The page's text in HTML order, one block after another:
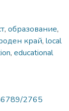
, образование,
край, local
, educational
2765